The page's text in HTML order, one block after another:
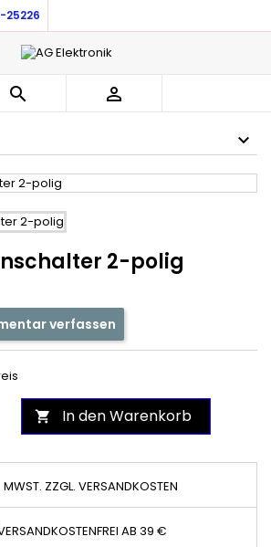
25226
 
2-polig
verfassen
 In den Warenkorb
MWST. ZZGL. VERSANDKOSTEN
AB 39 €